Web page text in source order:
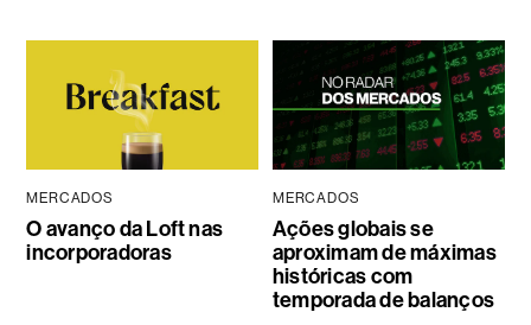
MERCADOS
O avanço da Loft nas
incorporadoras
MERCADOS
Ações globais se
aproximam de máximas
históricas com
temporada de balanços